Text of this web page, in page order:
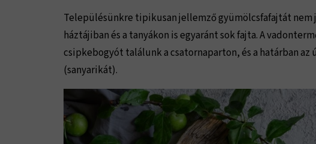
Településünkre tipikusan jellemző gyümölcsfafajtát
háztájiban és a tanyákon is egyaránt sok fajta. A
csipkebogyót találunk a csatornaparton, és a határban
(sanyarikát).